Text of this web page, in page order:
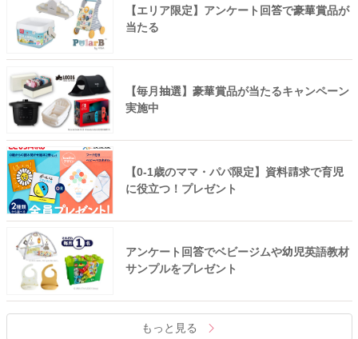
【エリア限定】アンケート回答で豪華賞品が
当たる
【毎月抽選】豪華賞品が当たるキャンペーン
実施中
【0-1歳のママ・パパ限定】資料請求で育児
に役立つ！プレゼント
アンケート回答でベビージムや幼児英語教材
サンプルをプレゼント
もっと見る